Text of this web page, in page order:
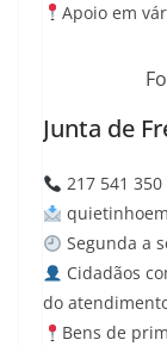
Apoio em
Junta de
217 541
Segunda a
Cidadãos
do
Bens de